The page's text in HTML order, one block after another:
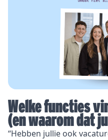
Welke functies
(en waarom dat
“Hebben jullie ook